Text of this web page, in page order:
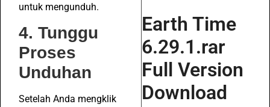
untuk mengunduh.
4. Tunggu
Proses
Unduhan
Setelah Anda mengklik
Earth Time
6.29.1.rar
Full Version
Download